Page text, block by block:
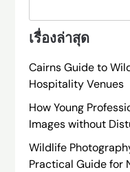
เรื่องล่าสุด
Cairns Guide to
Hospitality Venues
How Young
Images without
Wildlife
Practical Guide for